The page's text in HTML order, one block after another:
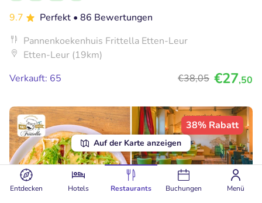
Entdecken Hotels Restaurants Buchungen Menü
Auf der Karte anzeigen
9.7
Perfekt • 86 Bewertungen
Pannenkoekenhuis Frittella Etten-Leur
Etten-Leur (19km)
Verkauft: 65
€38,05 €27,50
38% Rabatt